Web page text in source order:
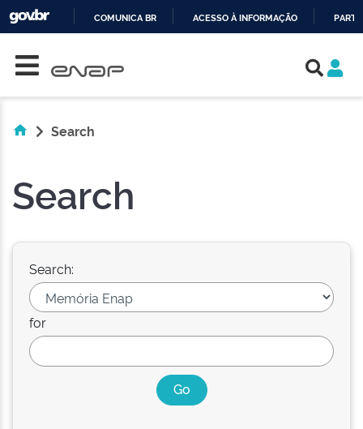
COMUNICA BR ACESSO À INFORMAÇÃO
Search
Search
Search:
for